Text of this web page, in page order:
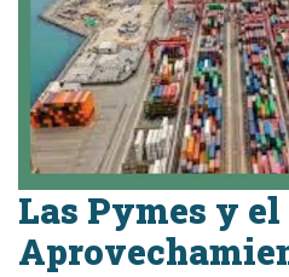
Las Pymes y el